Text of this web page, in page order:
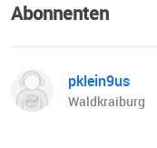
Abonnenten
pklein9us
Waldkraiburg